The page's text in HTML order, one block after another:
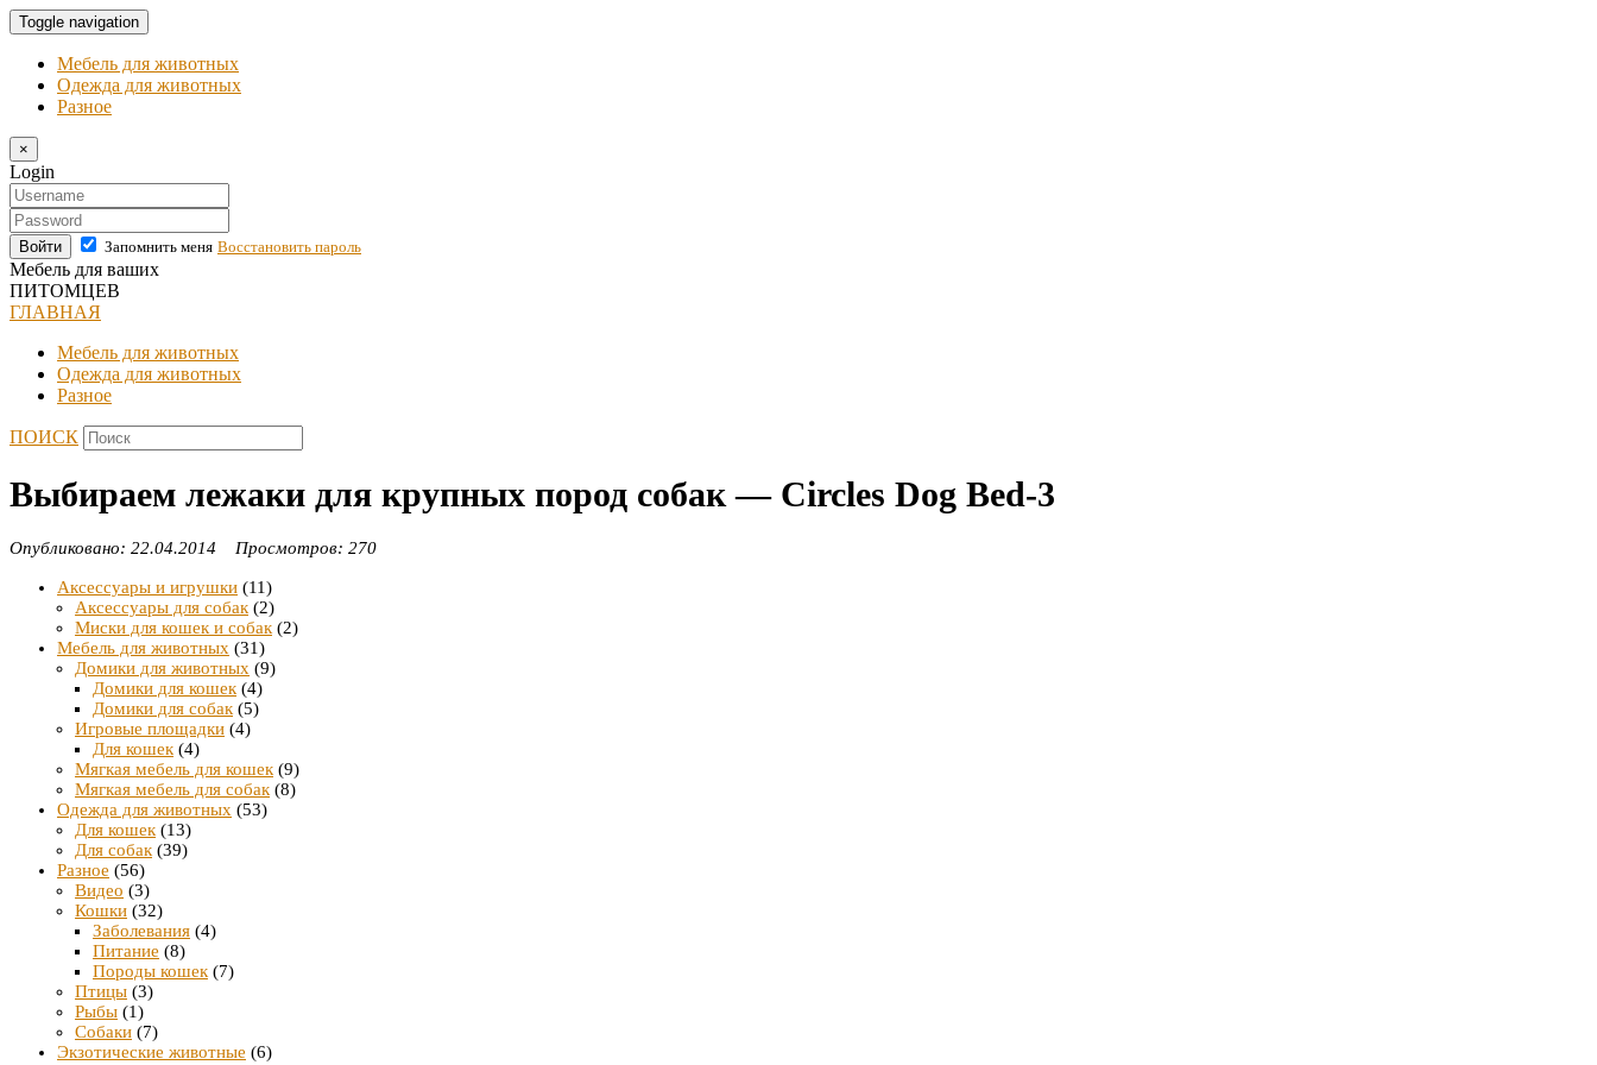
Toggle navigation
Мебель для животных
Одежда для животных
Разное
×
Login
Войти Запомнить меня Восстановить пароль
Мебель для ваших
ПИТОМЦЕВ
ГЛАВНАЯ
Мебель для животных
Одежда для животных
Разное
ПОИСК
Выбираем лежаки для крупных пород собак — Circles Dog Bed-3
Опубликовано: 22.04.2014 Просмотров: 270
Аксессуары и игрушки (11)
Аксессуары для собак (2)
Миски для кошек и собак (2)
Мебель для животных (31)
Домики для животных (9)
Домики для кошек (4)
Домики для собак (5)
Игровые площадки (4)
Для кошек (4)
Мягкая мебель для кошек (9)
Мягкая мебель для собак (8)
Одежда для животных (53)
Для кошек (13)
Для собак (39)
Разное (56)
Видео (3)
Кошки (32)
Заболевания (4)
Питание (8)
Породы кошек (7)
Птицы (3)
Рыбы (1)
Собаки (7)
Экзотические животные (6)